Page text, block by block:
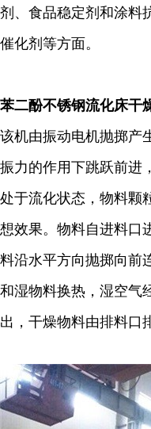
剂、食品稳定剂和涂料
催化剂等方面。
苯二酚不锈钢流化床干
该机由振动电机抛掷产
振力的作用下跳跃前进
处于流化状态，物料颗
想效果。物料自进料口
料沿水平方向抛掷向前
和湿物料换热，湿空气
出，干燥物料由排料口